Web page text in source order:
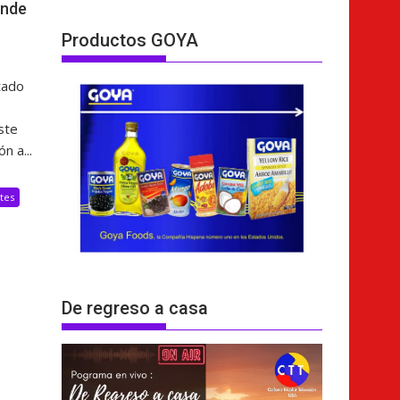
a...
Productos GOYA
De regreso a casa